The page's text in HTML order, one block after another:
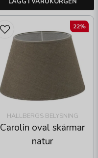
HALLBERGS BELYSNING
Carolin oval skärmar
natur
22%